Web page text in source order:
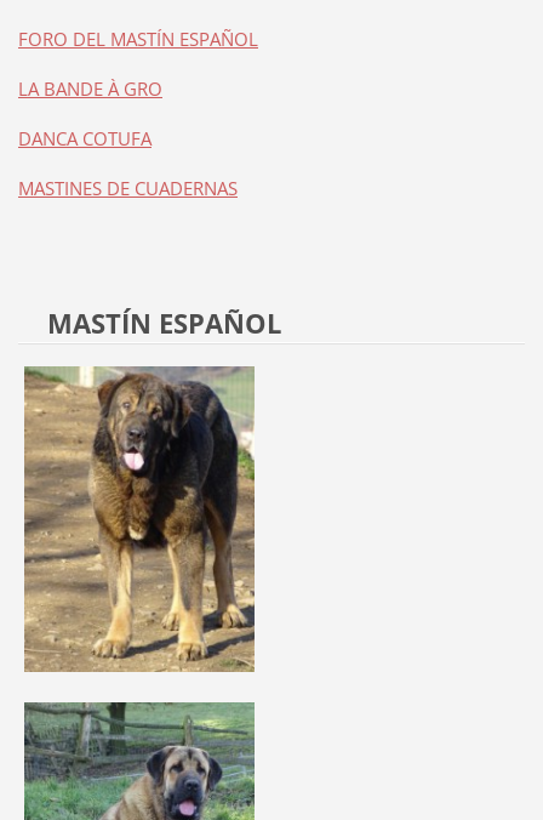
FORO DEL MASTÍN ESPAÑOL
LA BANDE À GRO
DANCA COTUFA
MASTINES DE CUADERNAS
MASTÍN ESPAÑOL